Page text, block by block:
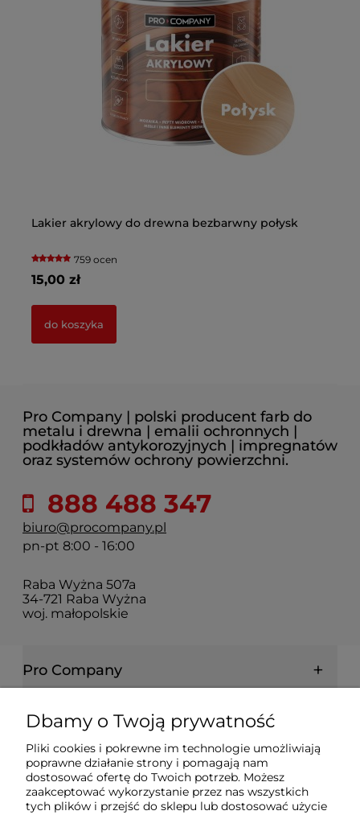
Lakier akrylowy do drewna bezbarwny połysk
759 ocen
15,00 zł
do koszyka
Pro Company | polski producent farb do
metalu i drewna | emalii ochronnych |
podkładów antykorozyjnych | impregnatów
oraz systemów ochrony powierzchni.
888 488 347
biuro@procompany.pl
pn-pt 8:00 - 16:00
Raba Wyżna 507a
34-721 Raba Wyżna
woj. małopolskie
Pro Company
Farby | Lakiery | Emalie
Ochrona drewna | metalu | betonu
Informacje prawne
Dbamy o Twoją prywatność
Pliki cookies i pokrewne im technologie umożliwiają
poprawne działanie strony i pomagają nam
dostosować ofertę do Twoich potrzeb. Możesz
zaakceptować wykorzystanie przez nas wszystkich
tych plików i przejść do sklepu lub dostosować użycie